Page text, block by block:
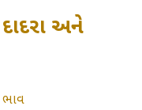
અને
ભાવ